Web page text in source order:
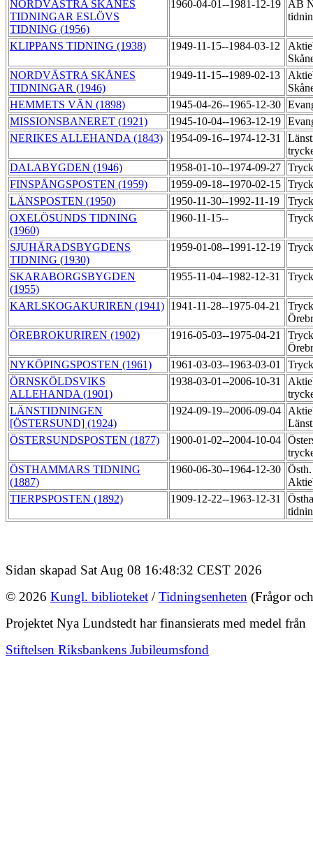
NORDVÄSTRA SKÅNES
TIDNINGAR ESLÖVS
TIDNING (1956)
1960-04-01--1981-12-19
AB
KLIPPANS TIDNING (1938) 1949-11-15--1984-03-12
NORDVÄSTRA SKÅNES
TIDNINGAR (1946)
1949-11-15--1989-02-13
HEMMETS VÄN (1898)
1945-04-26--1965-12-30
MISSIONSBANERET (1921)
1945-10-04--1963-12-19
NERIKES ALLEHANDA (1843)
1954-09-16--1974-12-31
DALABYGDEN (1946)
1958-01-10--1974-09-27
FINSPÅNGSPOSTEN (1959)
1959-09-18--1970-02-15
LÄNSPOSTEN (1950)
1950-11-30--1992-11-19
OXELÖSUNDS TIDNING
(1960)
1960-11-15--
SJUHÄRADSBYGDENS
TIDNING (1930)
1959-01-08--1991-12-19
SKARABORGSBYGDEN
(1955)
1955-11-04--1982-12-31
KARLSKOGAKURIREN (1941) 1941-11-28--1975-04-21
ÖREBROKURIREN (1902)
1916-05-03--1975-04-21
NYKÖPINGSPOSTEN (1961)
1961-03-03--1963-03-01
ÖRNSKÖLDSVIKS
ALLEHANDA (1901)
1938-03-01--2006-10-31
LÄNSTIDNINGEN
[ÖSTERSUND] (1924)
1924-09-19--2006-09-04
ÖSTERSUNDSPOSTEN (1877)
1900-01-02--2004-10-04
ÖSTHAMMARS TIDNING
(1887)
1960-06-30--1964-12-30
TIERPSPOSTEN (1892)
1909-12-22--1963-12-31
Sidan skapad Sat Aug 08 16:48:32 CEST 2026
© 2026 Kungl. biblioteket /Tidningsenheten (Frågor
Projektet Nya Lundstedt har finansierats med medel från
Stiftelsen Riksbankens Jubileumsfond